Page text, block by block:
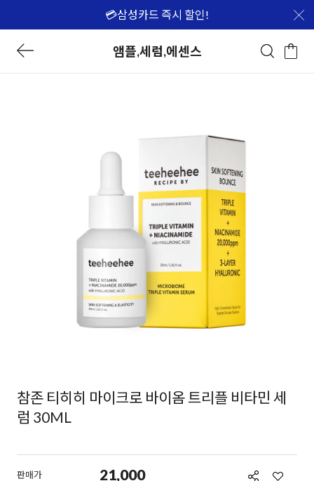
💳삼성카드 즉시 할인!
앰플,세럼,에센스
참존 티히히 마이크로 바이옴 트리플 비타민 세
럼 30ML
판매가 21,000